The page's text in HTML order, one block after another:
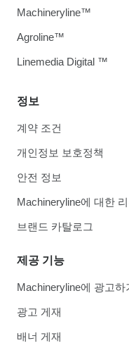
정보
계약 조건
개인정보 보호정책
안전 정보
Machineryline에 대한
브랜드 카탈로그
제공 기능
Machineryline에 광고하
광고 게재
배너 게재
Machineryline™
Agroline™
Linemedia Digital ™